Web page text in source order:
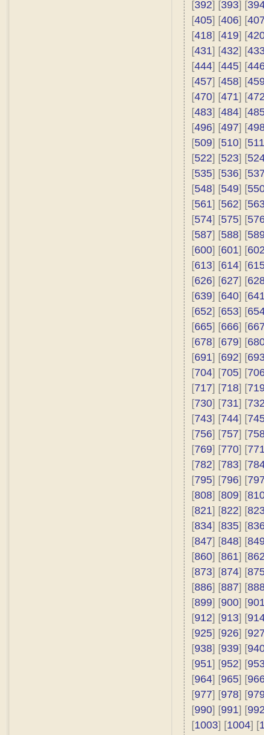
[392] [393] [
[405] [406] [
[418] [419] [
[431] [432] [
[444] [445] [
[457] [458] [
[470] [471] [
[483] [484] [
[496] [497] [
[509] [510] [511
[522] [523] [
[535] [536] [
[548] [549] [
[561] [562] [
[574] [575] [
[587] [588] [
[600] [601] [
[613] [614] [
[626] [627] [
[639] [640] [
[652] [653] [
[665] [666] [
[678] [679] [
[691] [692] [
[704] [705] [
[717] [718] [
[730] [731] [
[743] [744] [
[756] [757] [
[769] [770] [
[782] [783] [
[795] [796] [
[808] [809] [
[821] [822] [
[834] [835] [
[847] [848] [
[860] [861] [
[873] [874] [
[886] [887] [
[899] [900] [
[912] [913] [
[925] [926] [
[938] [939] [
[951] [952] [
[964] [965] [
[977] [978] [
[990] [991] [
[1003] [1004] [